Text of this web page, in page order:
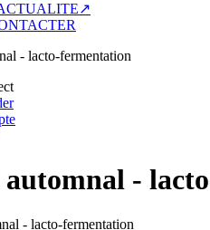
- lacto-fermentation
-